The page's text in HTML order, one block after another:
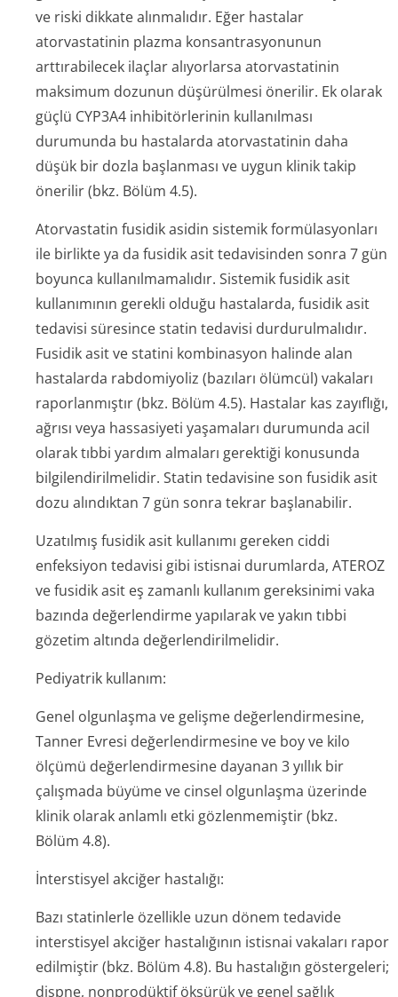
ve riski dikkate alınmalıdır. Eğer hastalar
atorvastatinin plazma konsantrasyonunun
arttırabilecek ilaçlar alıyorlarsa atorvastatinin
maksimum dozunun düşürülmesi önerilir. Ek olarak
güçlü CYP3A4 inhibitörlerinin kullanılması
durumunda bu hastalarda atorvastatinin daha
düşük bir dozla başlanması ve uygun klinik takip
önerilir (bkz. Bölüm 4.5).
Atorvastatin fusidik asidin sistemik formülasyonları
ile birlikte ya da fusidik asit tedavisinden sonra 7 gün
boyunca kullanılmamalıdır. Sistemik fusidik asit
kullanımının gerekli olduğu hastalarda, fusidik asit
tedavisi süresince statin tedavisi durdurulmalıdır.
Fusidik asit ve statini kombinasyon halinde alan
hastalarda rabdomiyoliz (bazıları ölümcül) vakaları
raporlanmıştır (bkz. Bölüm 4.5). Hastalar kas zayıflığı,
ağrısı veya hassasiyeti yaşamaları durumunda acil
olarak tıbbi yardım almaları gerektiği konusunda
bilgilendiril­melidir. Statin tedavisine son fusidik asit
dozu alındıktan 7 gün sonra tekrar başlanabilir.
Uzatılmış fusidik asit kullanımı gereken ciddi
enfeksiyon tedavisi gibi istisnai durumlarda, ATEROZ
ve fusidik asit eş zamanlı kullanım gereksinimi vaka
bazında değerlendirme yapılarak ve yakın tıbbi
gözetim altında değerlendiril­melidir.
Pediyatrik kullanım:
Genel olgunlaşma ve gelişme değerlendirmesine,
Tanner Evresi değerlendirmesine ve boy ve kilo
ölçümü değerlendirmesine dayanan 3 yıllık bir
çalışmada büyüme ve cinsel olgunlaşma üzerinde
klinik olarak anlamlı etki gözlenmemiştir (bkz.
Bölüm 4.8).
İnterstisyel akciğer hastalığı:
Bazı statinlerle özellikle uzun dönem tedavide
interstisyel akciğer hastalığının istisnai vakaları rapor
edilmiştir (bkz. Bölüm 4.8). Bu hastalığın göstergeleri;
dispne, nonprodüktif öksürük ve genel sağlık